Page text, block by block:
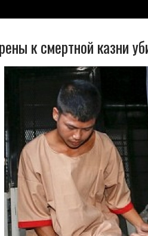
к смертной казни